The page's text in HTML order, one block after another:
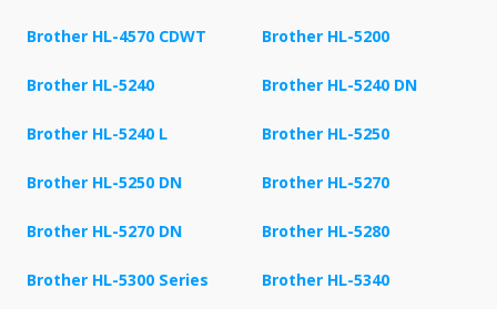
Brother HL-4570 CDWT Brother HL-5200
Brother HL-5240 Brother HL-5240 DN
Brother HL-5240 L Brother HL-5250
Brother HL-5250 DN Brother HL-5270
Brother HL-5270 DN Brother HL-5280
Brother HL-5300 Series Brother HL-5340